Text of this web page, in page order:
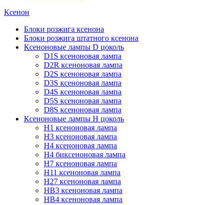
Ксенон
Блоки розжига ксенона
Блоки розжига штатного ксенона
Ксеноновые лампы D цоколь
D1S ксеноновая лампа
D2R ксеноновая лампа
D2S ксеноновая лампа
D3S ксеноновая лампа
D4S ксеноновая лампа
D5S ксеноновая лампа
D8S ксеноновая лампа
Ксеноновые лампы Н цоколь
H1 ксеноновая лампа
H3 ксеноновая лампа
H4 ксеноновая лампа
H4 биксеноновая лампа
H7 ксеноновая лампа
H11 ксеноновая лампа
H27 ксеноновая лампа
HB3 ксеноновая лампа
HB4 ксеноновая лампа